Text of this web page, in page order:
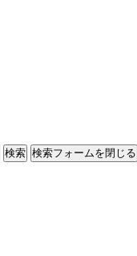
検索 検索フォームを閉じる